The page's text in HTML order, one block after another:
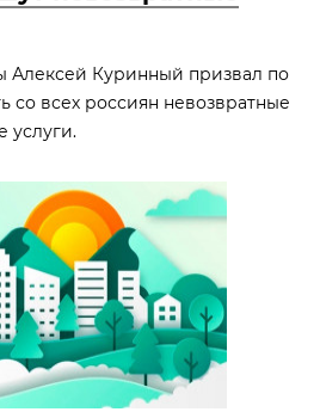
Алексей Куринный призвал по
со всех россиян невозвратные
услуги.